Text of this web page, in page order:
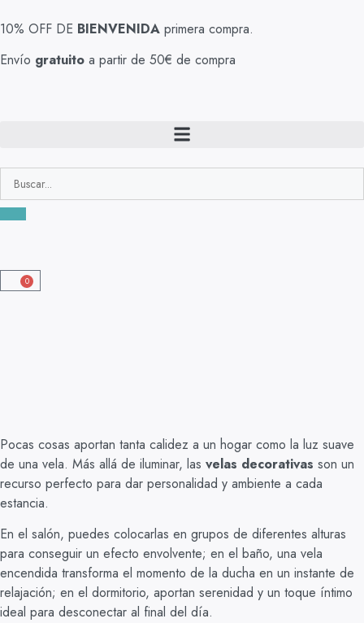
10% OFF DE BIENVENIDA primera compra.
Envío gratuito a partir de 50€ de compra
0
Pocas cosas aportan tanta calidez a un hogar como la luz suave
de una vela. Más allá de iluminar, las velas decorativas son un
recurso perfecto para dar personalidad y ambiente a cada
estancia.
En el salón, puedes colocarlas en grupos de diferentes alturas
para conseguir un efecto envolvente; en el baño, una vela
encendida transforma el momento de la ducha en un instante de
relajación; en el dormitorio, aportan serenidad y un toque íntimo
ideal para desconectar al final del día.